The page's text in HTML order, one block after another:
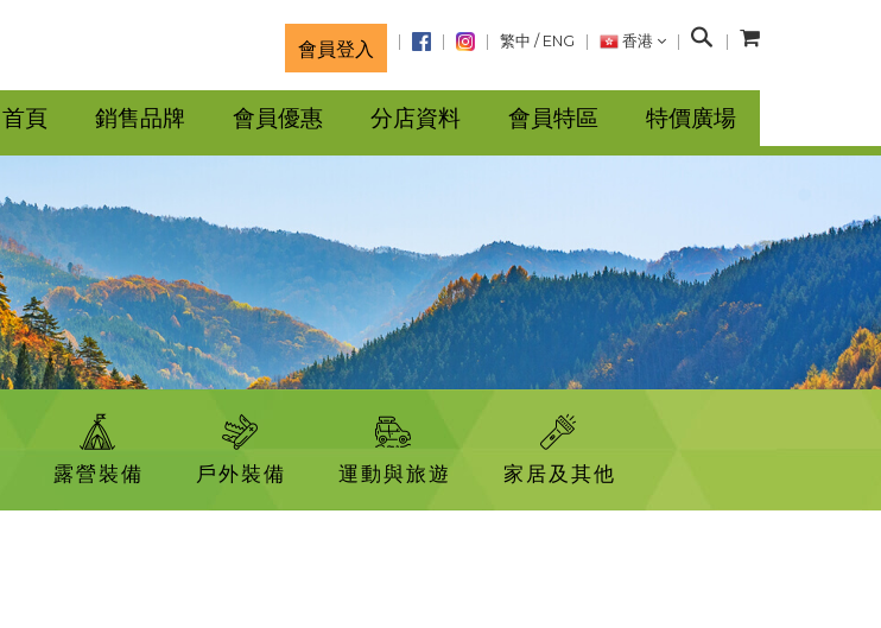
會員登入 繁中 / ENG 香港
搜
首頁 銷售品牌 會員優惠 分店資料 會員特區 特價廣場
露營裝備 戶外裝備 運動與旅遊 家居及其他